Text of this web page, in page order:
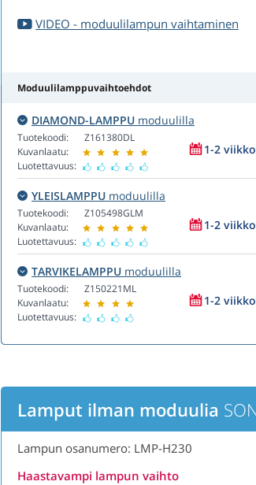
VIDEO - moduulilampun vaihtaminen
Moduulilamppuvaihtoehdot
DIAMOND-LAMPPU moduulilla
Tuotekoodi:
Kuvanlaatu:
Luotettavuus:
Z161380DL
1-2
YLEISLAMPPU moduulilla
Tuotekoodi:
Kuvanlaatu:
Luotettavuus:
Z105498GLM
1-2
TARVIKELAMPPU moduulilla
Tuotekoodi:
Kuvanlaatu:
Luotettavuus:
Z150221ML
1-2
Lamput ilman moduulia
Lampun osanumero: LMP-H230
Haastavampi lampun vaihto